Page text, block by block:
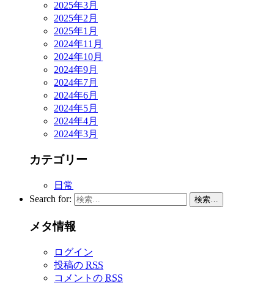
2025年3月
2025年2月
2025年1月
2024年11月
2024年10月
2024年9月
2024年7月
2024年6月
2024年5月
2024年4月
2024年3月
カテゴリー
日常
Search for:
検索…
メタ情報
ログイン
投稿の RSS
コメントの RSS